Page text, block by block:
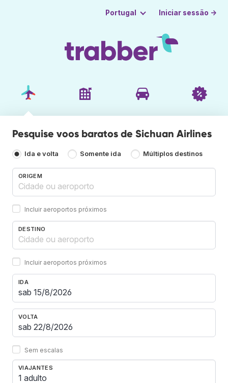
Portugal Iniciar sessão →
Pesquise voos baratos de Sichuan Airlines
Ida e volta Somente ida Múltiplos destinos
ORIGEM
Incluir aeroportos próximos
DESTINO
Incluir aeroportos próximos
IDA
VOLTA
Sem escalas
VIAJANTES
1 adulto